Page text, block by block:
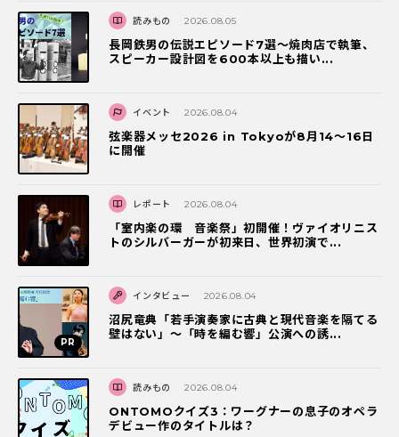
読みもの 2026.08.05
長岡鉄男の伝説エピソード7選〜焼肉店で執筆、
スピーカー設計図を600本以上も描い...
イベント 2026.08.04
弦楽器メッセ2026 in Tokyoが8月14～16日
に開催
レポート 2026.08.04
「室内楽の環 音楽祭」初開催！ヴァイオリニス
トのシルバーガーが初来日、世界初演で...
インタビュー 2026.08.04
沼尻竜典「若手演奏家に古典と現代音楽を隔てる
壁はない」～「時を編む響」公演への誘...
読みもの 2026.08.04
ONTOMOクイズ3：ワーグナーの息子のオペラ
デビュー作のタイトルは？